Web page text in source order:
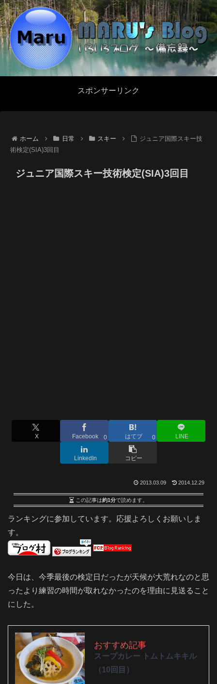
スポンサーリンク
ホーム 日常 スキー
ジュニア国際スキー技
術検定(SIA)3回目
ジュニア国際スキー技術検定(SIA)3回目
X Facebook 0 はてブ 0 LINE
LinkedIn コピー
2013.03.09 2014.12.29
この記事は約1分で読めます。
ランキングに参加しています。応援よろしくお願いしま
す。
今日は、今季最後の検定日だったが天候が大荒れなのと思
ったより練習の時間が取れなかったのを理由に見送ること
にした。
おすすめ記事
スープカレー トムトムキキル
（10回目）